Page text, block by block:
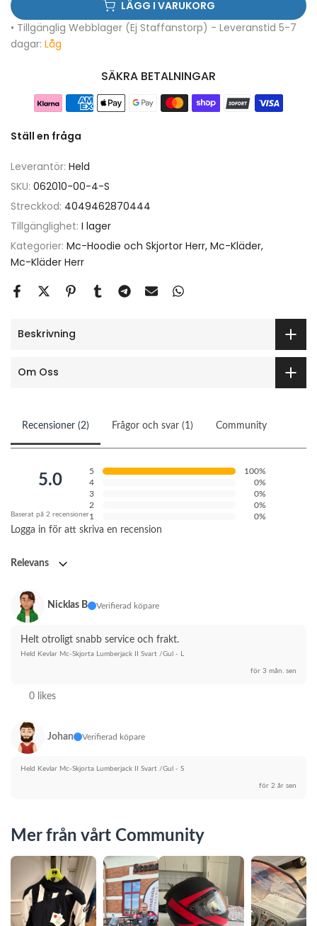
LÄGG I VARUKORG
• Tillgänglig Webblager (Ej Staffanstorp) - Leveranstid 5-7
dagar: Låg
SÄKRA BETALNINGAR
Ställ en fråga
Leverantör: Held
SKU: 062010-00-4-S
Streckkod: 4049462870444
Tillgänglighet: I lager
Kategorier: Mc-Hoodie och Skjortor Herr Mc-Kläder
Mc-Kläder Herr
Beskrivning
Om Oss
Recensioner (2) Frågor och svar (1) Community
5.0
Baserat på 2 recensioner
5
100%
4
0%
3
0%
2
0%
1
0%
Logga in för att skriva en recension
Relevans
Nicklas B Verifierad köpare
Helt otroligt snabb service och frakt.
Held Kevlar Mc-Skjorta Lumberjack II Svart /Gul - L
för 3 mån. sen
0 likes
Johan Verifierad köpare
Held Kevlar Mc-Skjorta Lumberjack II Svart /Gul - S
för 2 år sen
Mer från vårt Community